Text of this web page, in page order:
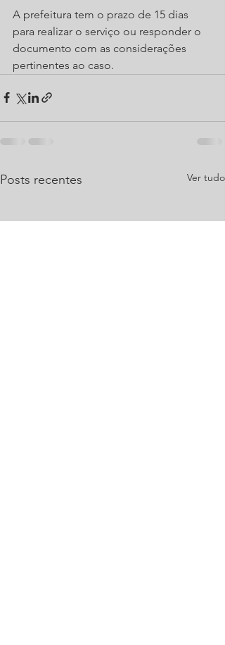
A prefeitura tem o prazo de 15 dias
para realizar o serviço ou responder o
documento com as considerações
pertinentes ao caso.
Posts recentes Ver tudo